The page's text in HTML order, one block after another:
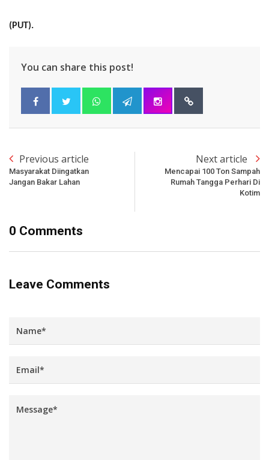
(PUT).
You can share this post!
Previous article
Masyarakat Diingatkan
Jangan Bakar Lahan
Next article
Mencapai 100 Ton Sampah
Rumah Tangga Perhari Di
Kotim
0 Comments
Leave Comments